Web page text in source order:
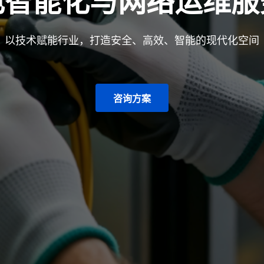
以技术赋能行业，打造安全、高效、智能的现代化空间
咨询方案